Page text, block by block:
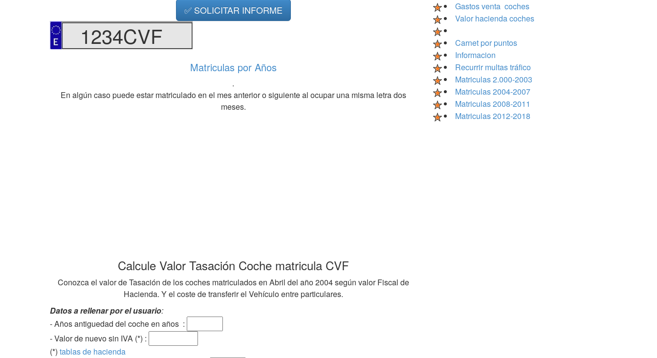
✅ SOLICITAR INFORME
1234CVF
Matriculas por Años
.
En algún caso puede estar matriculado en el mes anterior o siguiente al ocupar una misma letra dos
meses.
Calcule Valor Tasación Coche matricula CVF
Conozca el valor de Tasación de los coches matriculados en Abril del año 2004 según valor Fiscal de
Hacienda. Y el coste de transferir el Vehículo entre particulares.
Datos a rellenar por el usuario:
- Años antiguedad del coche en años :
- Valor de nuevo sin IVA (*) :
(*) tablas de hacienda
Gastos venta coches
Valor hacienda coches
Carnet por puntos
Informacion
Recurrir multas tráfico
Matriculas 2.000-2003
Matriculas 2004-2007
Matriculas 2008-2011
Matriculas 2012-2018